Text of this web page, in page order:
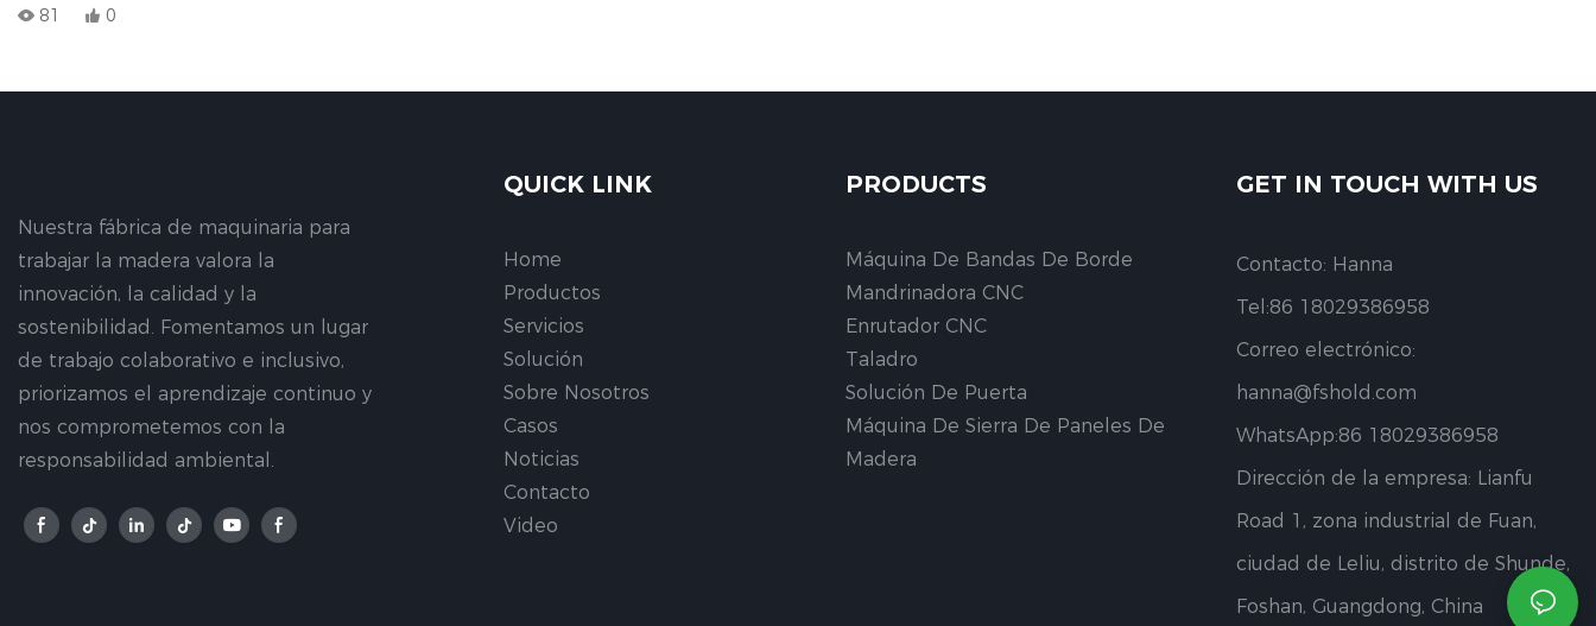
Envasado Inteligente HOLD, Listas Para
81
0
Nuestra fábrica de maquinaria para
trabajar la madera valora la
innovación, la calidad y la
sostenibilidad. Fomentamos un lugar
de trabajo colaborativo e inclusivo,
priorizamos el aprendizaje continuo y
nos comprometemos con la
responsabilidad ambiental.
QUICK LINK
Home
Productos
Servicios
Solución
Sobre Nosotros
Casos
Noticias
Contacto
Video
PRODUCTS
Máquina De Bandas De Borde
Mandrinadora CNC
Enrutador CNC
Taladro
Solución De Puerta
Máquina De Sierra De Paneles De
Madera
GET IN TOUCH WITH US
Contacto: Hanna
Tel:86 18029386958
Correo electrónico:
hanna@fshold.com
WhatsApp:86 18029386958
Dirección de la empresa: Lianfu
Road 1, zona industrial de Fuan,
ciudad de Leliu, distrito de Shunde,
Foshan, Guangdong, China